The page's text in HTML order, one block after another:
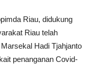
Riau, didukung
Riau telah
Hadi Tjahjanto
penanganan Covid-